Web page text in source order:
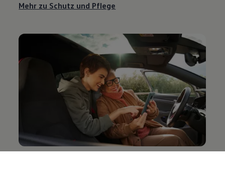
Mehr zu Schutz und Pflege